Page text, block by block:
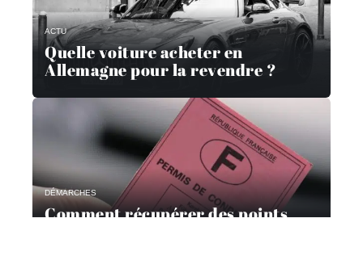
ACTU
Quelle voiture acheter en
Allemagne pour la revendre ?
DÉMARCHES
Comment récupérer des points